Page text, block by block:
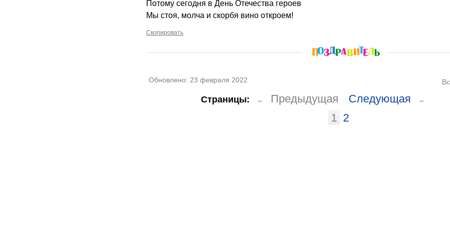
Потому сегодня в День Отечества героев
Мы стоя, молча и скорбя вино откроем!
Скопировать
Обновлено: 23 февраля 2022
Страницы: ← Предыдущая Следующая →
1 2